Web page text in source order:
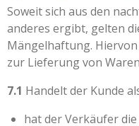
Soweit sich aus den
anderes ergibt, gelten
Mängelhaftung.
zur Lieferung von
7.1 Handelt der Kunde
hat der Verkäufer